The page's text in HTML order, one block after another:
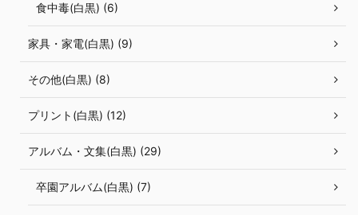
食中毒(白黒) (6)
家具・家電(白黒) (9)
その他(白黒) (8)
プリント(白黒) (12)
アルバム・文集(白黒) (29)
卒園アルバム(白黒) (7)